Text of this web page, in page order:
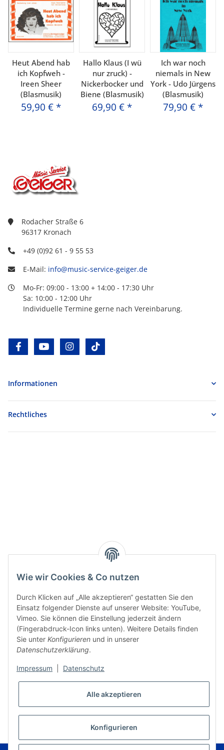
Wie wir Cookies & Co nutzen
Durch Klicken auf „Alle akzeptieren“ gestatten Sie den
Einsatz folgender Dienste auf unserer Website: YouTube,
Vimeo. Sie können die Einstellung jederzeit ändern
(Fingerabdruck-Icon links unten). Weitere Details finden
Sie unter Konfigurieren und in unserer
Datenschutzerklärung.
Impressum Datenschutz
Alle akzeptieren
Konfigurieren
Heut Abend hab
ich Kopfweh -
Ireen Sheer
(Blasmusik)
59,90 € *
Hallo Klaus (I wü
nur zruck) -
Nickerbocker und
Biene (Blasmusik)
69,90 € *
Ich war noch
niemals in New
York - Udo Jürgens
(Blasmusik)
79,90 € *
Rodacher Straße 6
96317 Kronach
+49 (0)92 61 - 9 55 53
E-Mail: info@music-service-geiger.de
Mo-Fr: 09:00 - 13:00 + 14:00 - 17:30 Uhr
Sa: 10:00 - 12:00 Uhr
Individuelle Termine gerne nach Vereinbarung.
facebookyoutube instagram
Informationen
Rechtliches
VERTRAG WIDERRUFEN